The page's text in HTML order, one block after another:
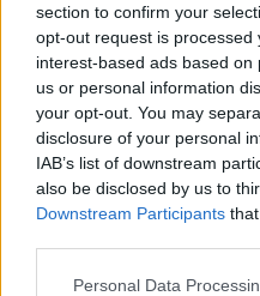
section to confirm your
opt-out request is processed
interest-based ads based
us or personal information
your opt-out. You may
disclosure of your personal
IAB’s list of downstream
also be disclosed by us to
Downstream Participants
Please note that this
Personal Data
Μεσημέρι
Άνεμος6 bfΒόρειος